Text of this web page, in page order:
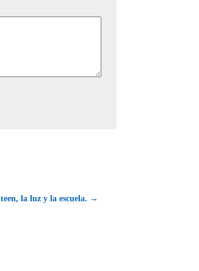
la luz y la escuela. →